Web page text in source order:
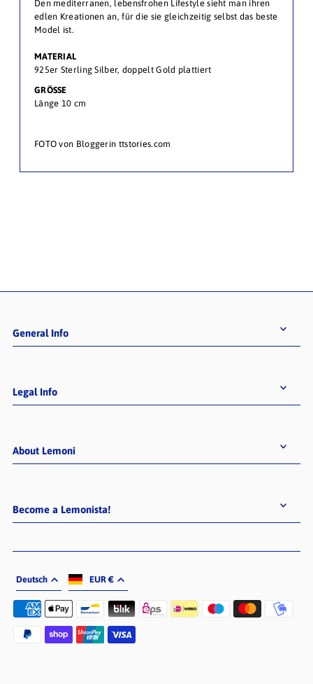
Den mediterranen, lebensfrohen Lifestyle sieht man ihren
edlen Kreationen an, für die sie gleichzeitig selbst das beste
Model ist.
MATERIAL
925er Sterling Silber, doppelt Gold plattiert
GRÖSSE
Länge 10 cm
FOTO von Bloggerin ttstories.com
General Info
Legal Info
About Lemoni
Become a Lemonista!
Deutsch EUR €